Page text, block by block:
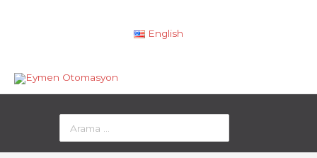
English